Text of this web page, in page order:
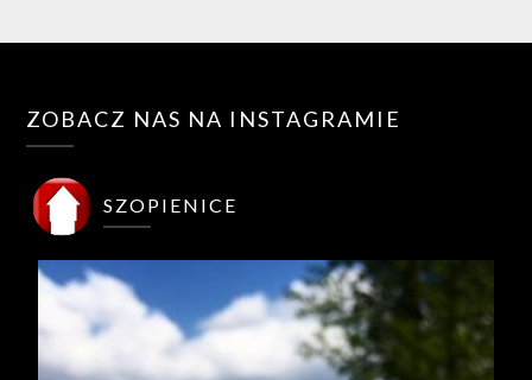
ZOBACZ NAS NA INSTAGRAMIE
SZOPIENICE